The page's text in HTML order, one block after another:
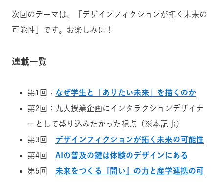
次回のテーマは、「デザインフィクションが拓く未来の
可能性」です。お楽しみに！
連載一覧
第1回： なぜ学生と「ありたい未来」を描くのか
第2回：九大授業企画にインタラクションデザイナ
ーとして盛り込みたかった視点（※本記事）
第3回 デザインフィクションが拓く未来の可能性
第4回 AIの普及の鍵は体験のデザインにある
第5回 未来をつくる『問い』の力と産学連携の可